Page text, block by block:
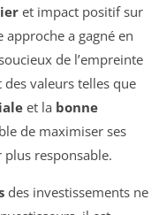
et impact positif sur
approche a gagné en
de l’empreinte
valeurs telles que
et la bonne
de maximiser ses
responsable.
des investissements ne